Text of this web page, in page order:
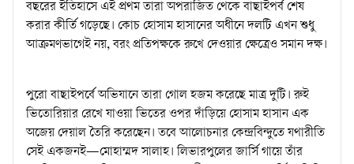
বছরের ইতিহাসে এই প্রথম তারা অপরাজিত থেকে বাছাইপর্ব শেষ
করার কীর্তি গড়েছে। কোচ হোসাম হাসানের অধীনে দলটি এখন শুধু
আক্রমণভাগেই নয়, বরং প্রতিপক্ষকে রুখে দেওয়ার ক্ষেত্রেও সমান দক্ষ।
পুরো বাছাইপর্বে অভিযানে তারা গোল হজম করেছে মাত্র দুটি। রুই
ভিতোরিয়ার রেখে যাওয়া ভিতের ওপর দাঁড়িয়ে হোসাম হাসান এক
অজেয় দেয়াল তৈরি করেছেন। তবে আলোচনার কেন্দ্রবিন্দুতে যথারীতি
সেই একজনই—মোহাম্মদ সালাহ। লিভারপুলের জার্সি গায়ে তাঁর